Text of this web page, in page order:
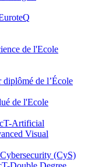
de l'Ecole
de l’École
de l'Ecole
Artificial
Visual
(CyS)